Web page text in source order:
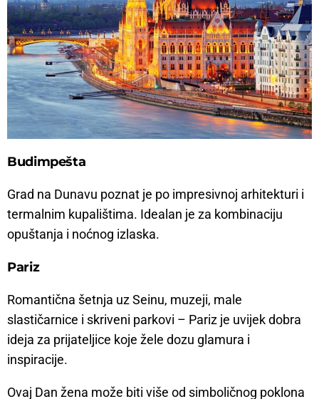
Budimpešta
Grad na Dunavu poznat je po impresivnoj arhitekturi i
termalnim kupalištima. Idealan je za kombinaciju
opuštanja i noćnog izlaska.
Pariz
Romantična šetnja uz Seinu, muzeji, male
slastičarnice i skriveni parkovi – Pariz je uvijek dobra
ideja za prijateljice koje žele dozu glamura i
inspiracije.
Ovaj Dan žena može biti više od simboličnog poklona